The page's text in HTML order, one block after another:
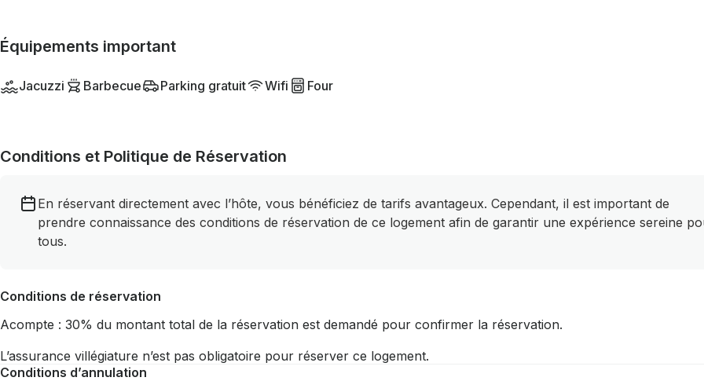
Équipements important
Jacuzzi Barbecue Parking gratuit Wifi Four
Conditions et Politique de Réservation
En réservant directement avec l’hôte, vous bénéficiez de tarifs avantageux. Cependant, il est important de
prendre connaissance des conditions de réservation de ce logement afin de garantir une expérience sereine
tous.
Conditions de réservation
Acompte : 30% du montant total de la réservation est demandé pour confirmer la réservation.
L’assurance villégiature n’est pas obligatoire pour réserver ce logement.
Conditions d’annulation